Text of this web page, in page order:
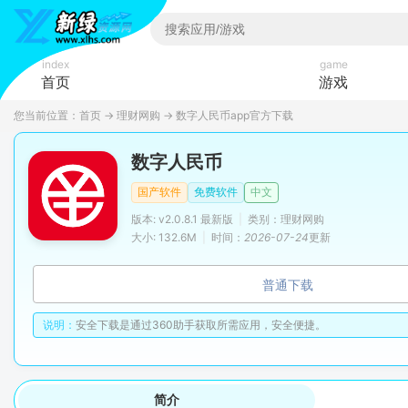
index
首页
game
游戏
您当前位置： 首页 → 理财网购 → 数字人民币app官方下载
数字人民币
国产软件 免费软件
中文
版本: v2.0.8.1 最新版
类别：理财网购
大小: 132.6M
时间： 2026-07-24更新
普通下载
说明： 安全下载是通过360助手获取所需应用，安全便捷。
简介